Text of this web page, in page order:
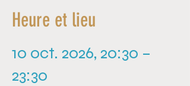
Heure et lieu
10 oct. 2026, 20:30 –
23:30